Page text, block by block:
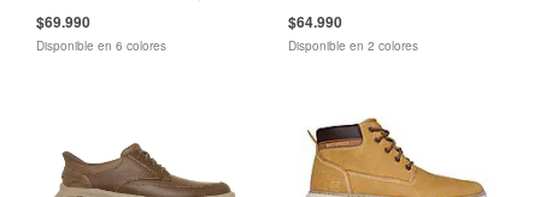
$69.990
Disponible en 6 colores
$64.990
Disponible en 2 colores